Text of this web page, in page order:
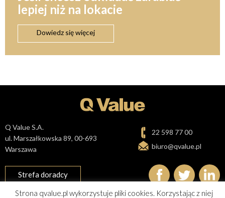
lepiej niż na lokacie
Dowiedz się więcej
Q Value S.A.
ul. Marszałkowska 89, 00-693
Warszawa
22 598 77 00
biuro@qvalue.pl
Strefa doradcy
Strona qvalue.pl wykorzystuje pliki cookies. Korzystając z niej